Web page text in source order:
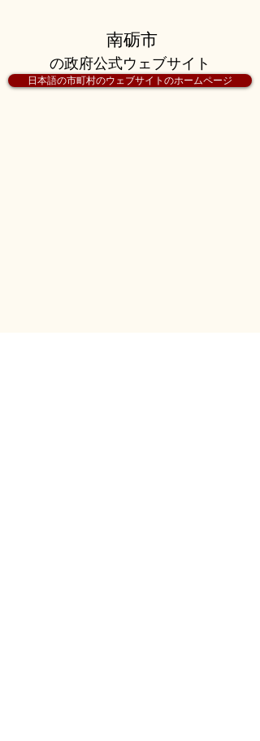
南砺市
の政府公式ウェブサイト
日本語の市町村のウェブサイトのホームページ